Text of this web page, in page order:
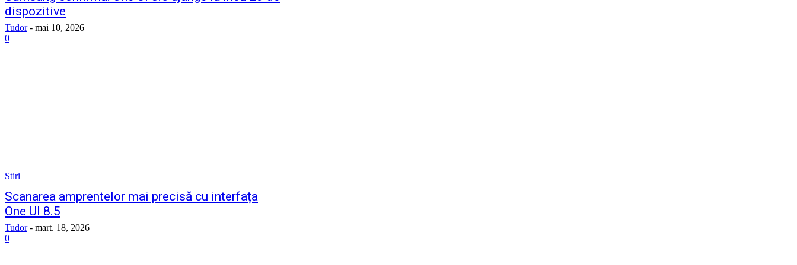
dispozitive
Tudor - mai 10, 2026
0
Stiri
Scanarea amprentelor mai precisă cu interfața
One UI 8.5
Tudor - mart. 18, 2026
0